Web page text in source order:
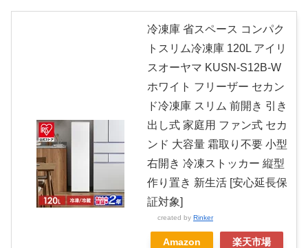
冷凍庫 省スペース コンパク
トスリム冷凍庫 120L アイリ
スオーヤマ KUSN-S12B-W
ホワイト フリーザー セカン
ド冷凍庫 スリム 前開き 引き
出し式 家庭用 ファン式 セカ
ンド 大容量 霜取り不要 小型
右開き 冷凍ストッカー 縦型
作り置き 新生活 [安心延長保
証対象]
created by Rinker
Amazon 楽天市場